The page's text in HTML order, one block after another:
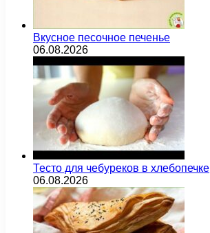
Вкусное песочное печенье
06.08.2026
Тесто для чебуреков в хлебопечке
06.08.2026